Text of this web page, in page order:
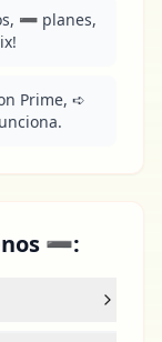
➖ planes,
Prime, ➪
➖: